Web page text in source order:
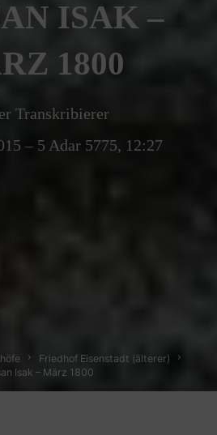
ISAK –
1800
Transkribierer
– 5 Adar 5775, 12:27
Friedhof Eisenstadt (älterer)
Isak – März 1800